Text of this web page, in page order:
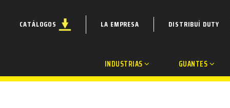
CATÁLOGOS LA EMPRESA DISTRIBUÍ DUTY
INDUSTRIAS GUANTES